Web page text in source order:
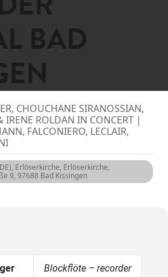
BAD
CHOUCHANE SIRANOSSIAN,
IRENE ROLDAN IN CONCERT |
FALCONIERO, LECLAIR,
Erlöserkirche, Erlöserkirche,
9, 97688 Bad Kissingen
Blockflöte – recorder